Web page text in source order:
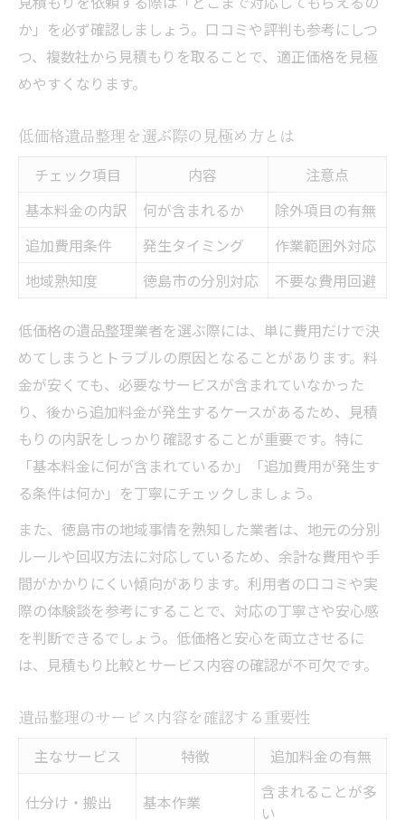
追加料金が発生する条件を事前に確認
徳島市の遺品整理でよくあるトラブル例
見積もり時に確認すべき項目一覧
徳島市内遺品整理見積もり比較ポイント表
見積もり依頼時の質問例とその意図
複数業者比較で得するための工夫
見積もり書のチェックポイントを解説
遺品整理費用の内訳を明確にするコツ
か」を必ず確認しましょう。口コミや評判も参考にしつ
つ、複数社から見積もりを取ることで、適正価格を見極
めやすくなります。
低価格遺品整理を選ぶ際の見極め方とは
チェック項目 内容
注意点
基本料金の内訳
何が含まれるか
除外項目の有無
追加費用条件
発生タイミング
作業範囲外対応
地域熟知度
徳島市の分別対応 不要な費用回避
低価格の遺品整理業者を選ぶ際には、単に費用だけで決
めてしまうとトラブルの原因となることがあります。料
金が安くても、必要なサービスが含まれていなかった
り、後から追加料金が発生するケースがあるため、見積
もりの内訳をしっかり確認することが重要です。特に
「基本料金に何が含まれているか」「追加費用が発生す
る条件は何か」を丁寧にチェックしましょう。
また、徳島市の地域事情を熟知した業者は、地元の分別
ルールや回収方法に対応しているため、余計な費用や手
間がかかりにくい傾向があります。利用者の口コミや実
際の体験談を参考にすることで、対応の丁寧さや安心感
を判断できるでしょう。低価格と安心を両立させるに
は、見積もり比較とサービス内容の確認が不可欠です。
遺品整理のサービス内容を確認する重要性
主なサービス 特徴 追加料金の有無
仕分け・搬出 基本作業
含まれることが多
い